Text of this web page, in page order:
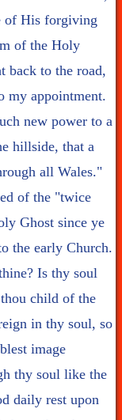
of His forgiving
of the Holy
back to the road,
my appointment.
new power to a
hillside, that a
all Wales."
of the "twice
Ghost since ye
the early Church.
Is thy soul
child of the
in thy soul, so
image
thy soul like the
daily rest upon